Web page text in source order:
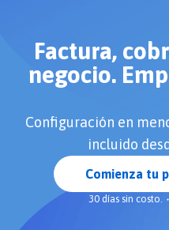
Factura,
negocio.
Configuración en
incluido
Comienza tu
30 días sin costo.